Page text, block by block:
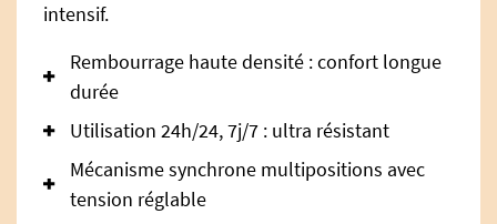
intensif.
Rembourrage haute densité : confort longue
durée
Utilisation 24h/24, 7j/7 : ultra résistant
Mécanisme synchrone multipositions avec
tension réglable